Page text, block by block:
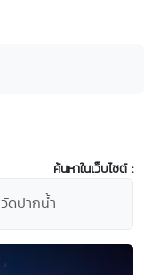
ค้นหาในเว็บไซต์ :
วัดปากน้ำ